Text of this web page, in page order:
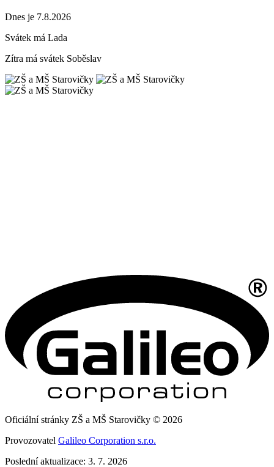
Dnes je 7.8.2026
Svátek má Lada
Zítra má svátek Soběslav
Oficiální stránky ZŠ a MŠ Starovičky © 2026
Provozovatel Galileo Corporation s.r.o.
Poslední aktualizace: 3. 7. 2026